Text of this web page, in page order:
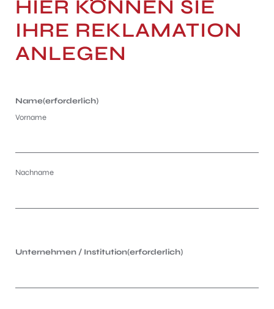
HIER KÖNNEN SIE
IHRE REKLAMATION
ANLEGEN
Name(erforderlich)
Vorname
Nachname
Unternehmen / Institution(erforderlich)